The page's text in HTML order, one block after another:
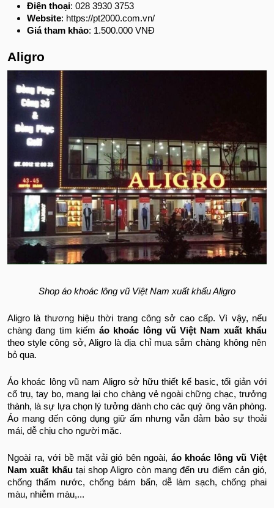
Điện thoại: 028 3930 3753
Website: https://pt2000.com.vn/
Giá tham khảo: 1.500.000 VNĐ
Aligro
Shop áo khoác lông vũ Việt Nam xuất khẩu Aligro
Aligro là thương hiệu thời trang công sở cao cấp. Vì vậy, nếu
chàng đang tìm kiếmáo khoác lông vũ Việt Nam xuất khẩu
theo style công sở, Aligro là địa chỉ mua sắm chàng không nên
bỏ qua.
Áo khoác lông vũ nam Aligro sở hữu thiết kế basic, tối giản với
cổ trụ, tay bo, mang lại cho chàng vẻ ngoài chững chạc, trưởng
thành, là sự lựa chọn lý tưởng dành cho các quý ông văn phòng.
Áo mang đến công dụng giữ ấm nhưng vẫn đảm bảo sự thoải
mái, dễ chịu cho người mặc.
Ngoài ra, với bề mặt vải gió bên ngoài, áo khoác lông vũ Việt
Nam xuất khẩutại shop Aligro còn mang đến ưu điểm cản gió,
chống thấm nước, chống bám bẩn, dễ làm sạch, chống phai
màu, nhiễm màu,...